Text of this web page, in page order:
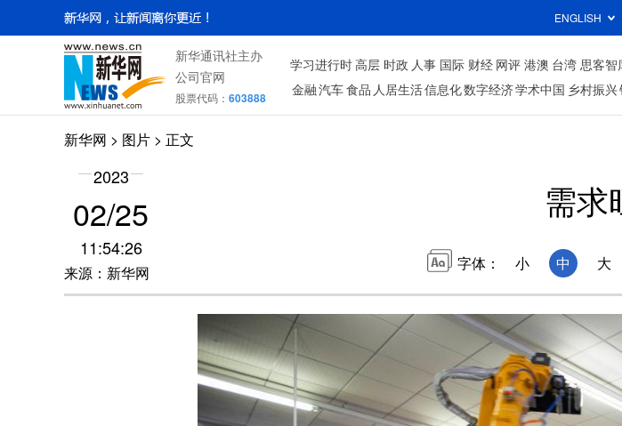
ENGLISH
新华通讯社主办
公司官网
股票代码： 603888
学习进行时高层 时政 人事 国际 财经 网评 港澳 台湾 思客智
金融汽车食品 人居生活信息化数字经济学术中国 乡村振兴
新华网 > 图片 > 正文
2023
02/25
11:54:26
来源：新华网
需求
字体： 小 中 大